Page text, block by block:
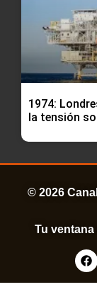
1974:
la tensión
© 2026
Tu ventana